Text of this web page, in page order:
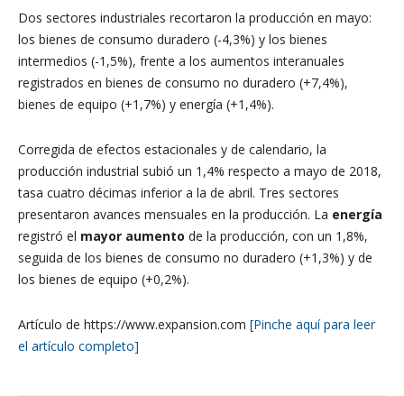
Dos sectores industriales recortaron la producción en mayo:
los bienes de consumo duradero (-4,3%) y los bienes
intermedios (-1,5%), frente a los aumentos interanuales
registrados en bienes de consumo no duradero (+7,4%),
bienes de equipo (+1,7%) y energía (+1,4%).
Corregida de efectos estacionales y de calendario, la
producción industrial subió un 1,4% respecto a mayo de 2018,
tasa cuatro décimas inferior a la de abril. Tres sectores
presentaron avances mensuales en la producción. La energía
registró el mayor aumento de la producción, con un 1,8%,
seguida de los bienes de consumo no duradero (+1,3%) y de
los bienes de equipo (+0,2%).
Artículo de https://www.expansion.com [Pinche aquí para leer
el artículo completo]